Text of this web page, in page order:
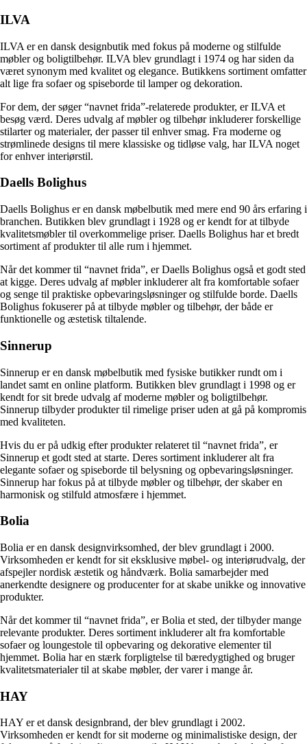
ILVA
ILVA er en dansk designbutik med fokus på moderne og stilfulde
møbler og boligtilbehør. ILVA blev grundlagt i 1974 og har siden da
været synonym med kvalitet og elegance. Butikkens sortiment omfatter
alt lige fra sofaer og spiseborde til lamper og dekoration.
For dem, der søger “navnet frida”-relaterede produkter, er ILVA et
besøg værd. Deres udvalg af møbler og tilbehør inkluderer forskellige
stilarter og materialer, der passer til enhver smag. Fra moderne og
strømlinede designs til mere klassiske og tidløse valg, har ILVA noget
for enhver interiørstil.
Daells Bolighus
Daells Bolighus er en dansk møbelbutik med mere end 90 års erfaring i
branchen. Butikken blev grundlagt i 1928 og er kendt for at tilbyde
kvalitetsmøbler til overkommelige priser. Daells Bolighus har et bredt
sortiment af produkter til alle rum i hjemmet.
Når det kommer til “navnet frida”, er Daells Bolighus også et godt sted
at kigge. Deres udvalg af møbler inkluderer alt fra komfortable sofaer
og senge til praktiske opbevaringsløsninger og stilfulde borde. Daells
Bolighus fokuserer på at tilbyde møbler og tilbehør, der både er
funktionelle og æstetisk tiltalende.
Sinnerup
Sinnerup er en dansk møbelbutik med fysiske butikker rundt om i
landet samt en online platform. Butikken blev grundlagt i 1998 og er
kendt for sit brede udvalg af moderne møbler og boligtilbehør.
Sinnerup tilbyder produkter til rimelige priser uden at gå på kompromis
med kvaliteten.
Hvis du er på udkig efter produkter relateret til “navnet frida”, er
Sinnerup et godt sted at starte. Deres sortiment inkluderer alt fra
elegante sofaer og spiseborde til belysning og opbevaringsløsninger.
Sinnerup har fokus på at tilbyde møbler og tilbehør, der skaber en
harmonisk og stilfuld atmosfære i hjemmet.
Bolia
Bolia er en dansk designvirksomhed, der blev grundlagt i 2000.
Virksomheden er kendt for sit eksklusive møbel- og interiørudvalg, der
afspejler nordisk æstetik og håndværk. Bolia samarbejder med
anerkendte designere og producenter for at skabe unikke og innovative
produkter.
Når det kommer til “navnet frida”, er Bolia et sted, der tilbyder mange
relevante produkter. Deres sortiment inkluderer alt fra komfortable
sofaer og loungestole til opbevaring og dekorative elementer til
hjemmet. Bolia har en stærk forpligtelse til bæredygtighed og bruger
kvalitetsmaterialer til at skabe møbler, der varer i mange år.
HAY
HAY er et dansk designbrand, der blev grundlagt i 2002.
Virksomheden er kendt for sit moderne og minimalistiske design, der